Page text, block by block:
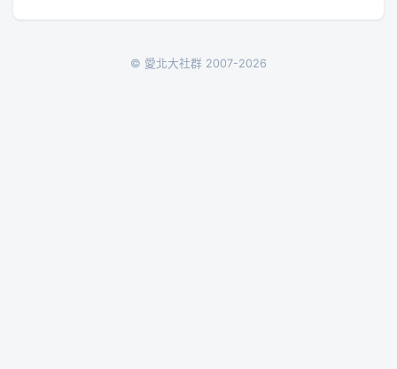
© 愛北大社群 2007-2026